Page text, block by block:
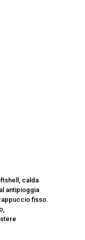
calda
antipioggia
fisso.